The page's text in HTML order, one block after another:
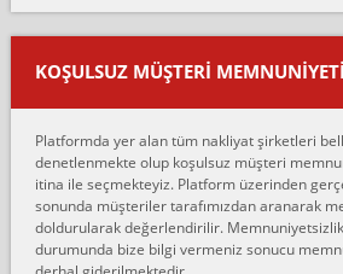
mehmet güldü:
Ankara ALİCANLAR NAKLİYAT Tutarsız ve ticari ahlak
var verdikleri fiyat teklifini arttırdılar. Sonrasında
oldukça tutarsı...
Ankara Alicanlar naklyat tel 5465524025. 2600 TL'ye
Konya ya Alicanlar naklyat la anlaştık bu şahıs evin
fiyatın mazoto gele...
Fatih kokmese:
Diyarbakır dan eşyamı getirtmek için anlaştım
KOŞULSUZ MÜŞTERI MEMNUNIYETI
Platformda yer alan tüm nakliyat şirketleri
denetlenmekte olup koşulsuz müşteri
itina ile seçmekteyiz. Platform üzerinden
sonunda müşteriler tarafımızdan aranarak
doldurularak değerlendirilir. Memnuniyetsizlik
durumunda bize bilgi vermeniz sonucu